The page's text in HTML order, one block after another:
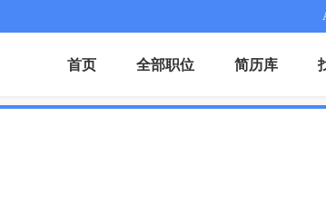
首页 全部职位 简历库